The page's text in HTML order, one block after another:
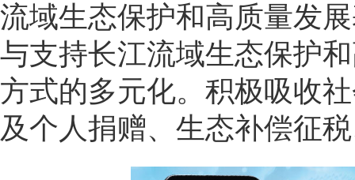
流域生态保护和高质量发
与支持长江流域生态保护
方式的多元化。积极吸收
及个人捐赠、生态补偿征